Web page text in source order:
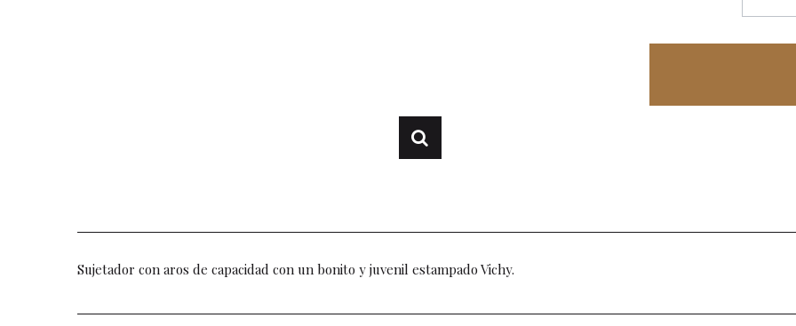
Sujetador con aros de capacidad con un bonito y juvenil estampado Vichy.